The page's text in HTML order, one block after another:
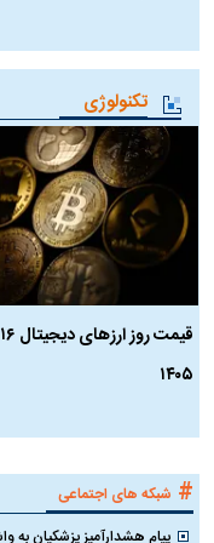
تکنولوژی
۱۴۰۵
# شبکه های اجتماعی
پیام هشدارآمیز پزشکیان به